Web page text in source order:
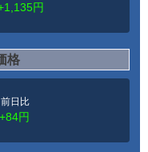
円
格
前日比
+84円